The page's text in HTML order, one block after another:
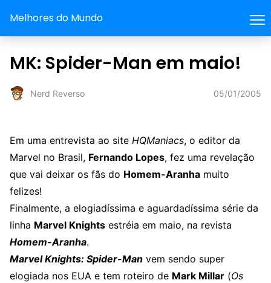
Melhores do Mundo
MK: Spider-Man em maio!
Nerd Reverso 05/01/2005
Em uma entrevista ao site HQManiacs, o editor da
Marvel no Brasil, Fernando Lopes, fez uma revelação
que vai deixar os fãs do Homem-Aranha muito
felizes!
Finalmente, a elogiadíssima e aguardadíssima série da
linha Marvel Knights estréia em maio, na revista
Homem-Aranha.
Marvel Knights: Spider-Man vem sendo super
elogiada nos EUA e tem roteiro de Mark Millar (Os